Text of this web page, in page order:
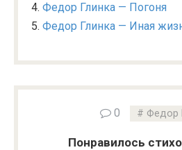
Федор Глинка — Погоня
Федор Глинка — Иная
0 Федор
Понравилось